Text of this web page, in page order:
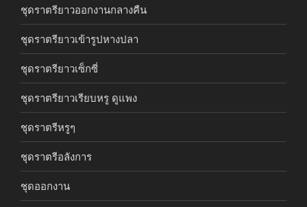
ชุดราตรียาวออกงานกลางคืน
ชุดราตรียาวเข้ารูปหางปลา
ชุดราตรียาวเซ็กซี่
ชุดราตรียาวเรียบหรู ดูแพง
ชุดราตรีหรูๆ
ชุดราตรีอลังการ
ชุดออกงาน